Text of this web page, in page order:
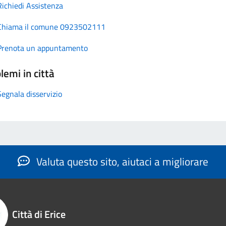
Assistenza
il comune 0923502111
un appuntamento
in città
disservizio
Valuta questo sito, aiutaci a migliorare
Città di Erice